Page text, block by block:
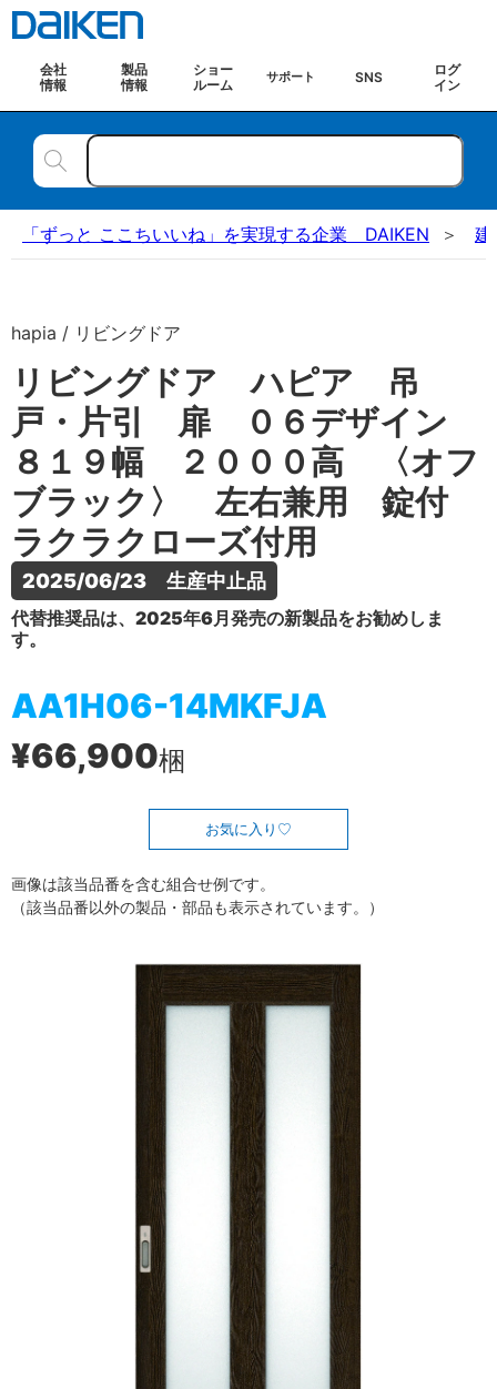
会社
情報
製品
情報
ショー
ルーム
サポート SNS
ログ
イン
「ずっと ここちいいね」を実現する企業 DAIKEN 建
hapia / リビングドア
リビングドア ハピア 吊
戸・片引 扉 ０６デザイン
８１９幅 ２０００高 〈オフ
ブラック〉 左右兼用 錠付
ラクラクローズ付用
2025/06/23　生産中止品
代替推奨品は、2025年6月発売の新製品をお勧めしま
す。
AA1H06-14MKFJA
¥66,900梱
お気に入り
画像は該当品番を含む組合せ例です。
（該当品番以外の製品・部品も表示されています。）